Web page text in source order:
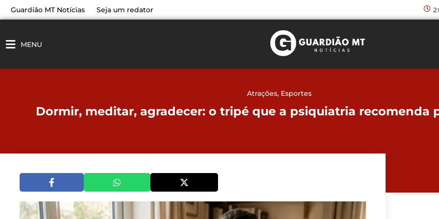
paraGuardião MT Notícias Seja um redator
MENU
Atrações, Esportes
Dormir, meditar, agradecer: o tripé que a psiquiatria recomenda